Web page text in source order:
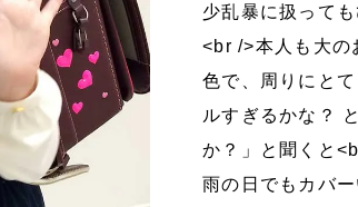
少乱暴に扱って
<br />本人も大の
色で、周りにと
ルすぎるかな？
か？」と聞くと
雨の日でもカバ